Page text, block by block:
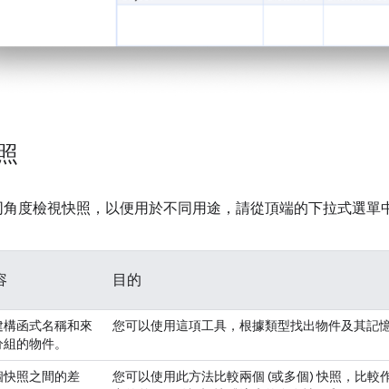
度檢視快照，以便用於不同用途，請從頂端的下拉式選單
目的
構函式名稱和來
的物件。
您可以使用這項工具，根據類型找出物件及其記
快照之間的差
您可以使用此方法比較兩個 (或多個) 快照，比